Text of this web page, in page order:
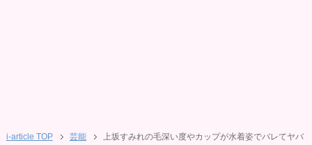
i-article TOP 芸能
上坂すみれの毛深い度やカップが水着姿でバレてヤバ